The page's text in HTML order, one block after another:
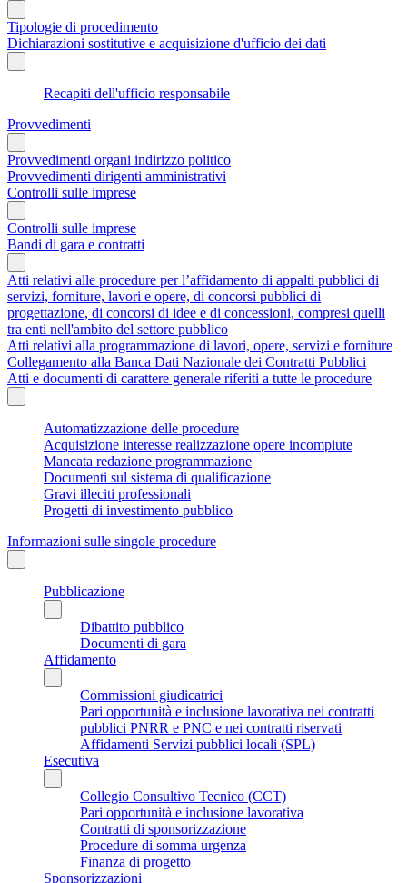
Tipologie di procedimento
Dichiarazioni sostitutive e acquisizione d'ufficio dei dati
Recapiti dell'ufficio responsabile
Provvedimenti
Provvedimenti organi indirizzo politico
Provvedimenti dirigenti amministrativi
Controlli sulle imprese
Controlli sulle imprese
Bandi di gara e contratti
Atti relativi alle procedure per l’affidamento di appalti pubblici di
servizi, forniture, lavori e opere, di concorsi pubblici di
progettazione, di concorsi di idee e di concessioni, compresi quelli
tra enti nell'ambito del settore pubblico
Atti relativi alla programmazione di lavori, opere, servizi e forniture
Collegamento alla Banca Dati Nazionale dei Contratti Pubblici
Atti e documenti di carattere generale riferiti a tutte le procedure
Automatizzazione delle procedure
Acquisizione interesse realizzazione opere incompiute
Mancata redazione programmazione
Documenti sul sistema di qualificazione
Gravi illeciti professionali
Progetti di investimento pubblico
Informazioni sulle singole procedure
Pubblicazione
Dibattito pubblico
Documenti di gara
Affidamento
Commissioni giudicatrici
Pari opportunità e inclusione lavorativa nei contratti
pubblici PNRR e PNC e nei contratti riservati
Affidamenti Servizi pubblici locali (SPL)
Esecutiva
Collegio Consultivo Tecnico (CCT)
Pari opportunità e inclusione lavorativa
Contratti di sponsorizzazione
Procedure di somma urgenza
Finanza di progetto
Sponsorizzazioni